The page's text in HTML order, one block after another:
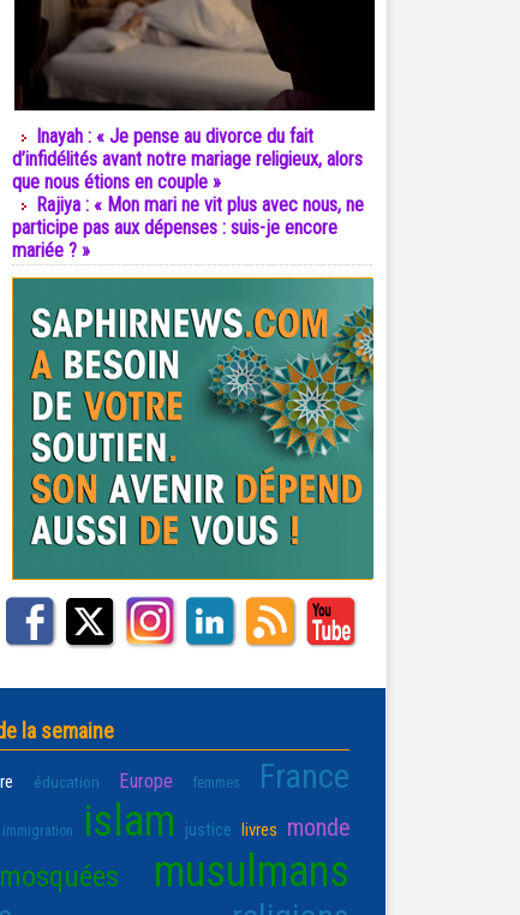
Inayah : « Je pense au divorce du fait
d’infidélités avant notre mariage religieux, alors
que nous étions en couple »
Rajiya : « Mon mari ne vit plus avec nous, ne
participe pas aux dépenses : suis-je encore
mariée ? »
la semaine
éducation Europe femmes France
immigration islam justice livres monde
mosquées musulmans